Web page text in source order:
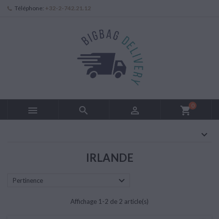
Téléphone: +32-2-742.21.12
   shopping_cart0
IRLANDE
Pertinence 
Affichage 1-2 de 2 article(s)